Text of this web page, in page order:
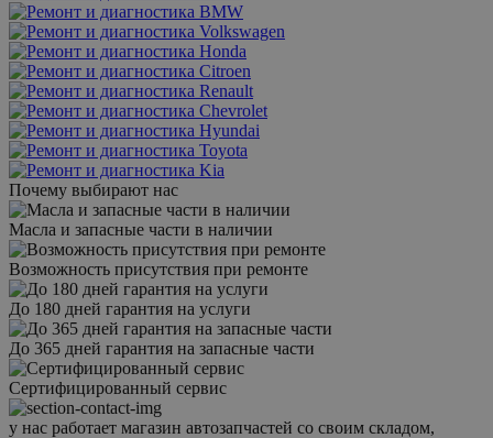
Почему выбирают нас
Масла и запасные части в наличии
Возможность присутствия при ремонте
До 180 дней гарантия на услуги
До 365 дней гарантия на запасные части
Сертифицированный сервис
у нас работает магазин автозапчастей со своим складом,